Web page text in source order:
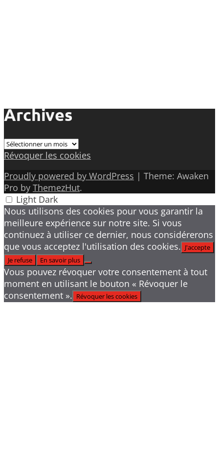
Archives
Archives
Révoquer les cookies
Proudly powered by WordPress | Theme: Awaken
Pro by ThemezHut.
Light Dark
Nous utilisons des cookies pour vous garantir la
meilleure expérience sur notre site. Si vous
continuez à utiliser ce dernier, nous considérerons
que vous acceptez l'utilisation des cookies. J'accepte
Je refuse
En savoir plus
Vous pouvez révoquer votre consentement à tout
moment en utilisant le bouton « Révoquer le
consentement ». Révoquer les cookies